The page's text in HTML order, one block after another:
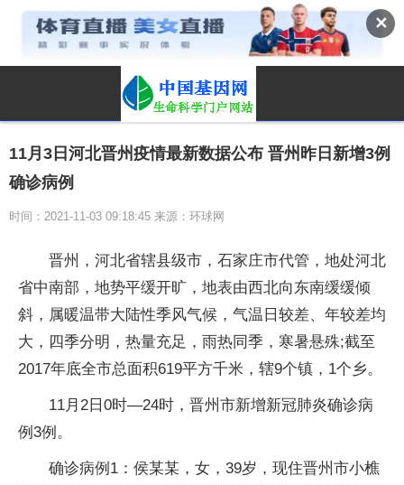
✕
11月3日河北晋州疫情最新数据公布 晋州昨日新增3例
确诊病例
时间：2021-11-03 09:18:45 来源：环球网
晋州，河北省辖县级市，石家庄市代管，地处河北
省中南部，地势平缓开旷，地表由西北向东南缓缓倾
斜，属暖温带大陆性季风气候，气温日较差、年较差均
大，四季分明，热量充足，雨热同季，寒暑悬殊;截至
2017年底全市总面积619平方千米，辖9个镇，1个乡。
11月2日0时—24时，晋州市新增新冠肺炎确诊病
例3例。
确诊病例1：侯某某，女，39岁，现住晋州市小樵